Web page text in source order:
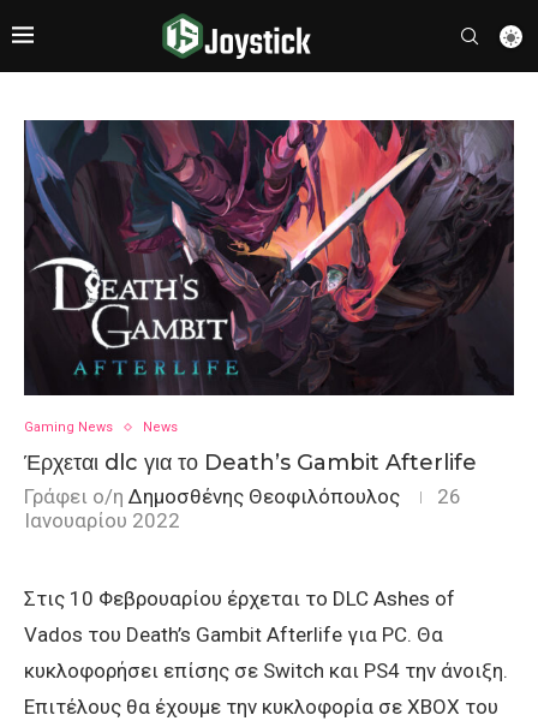
Gaming News News
Έρχεται dlc για το Death’s Gambit Afterlife
Γράφει ο/η Δημοσθένης Θεοφιλόπουλος
26
Ιανουαρίου 2022
Στις 10 Φεβρουαρίου έρχεται το DLC Ashes of
Vados του Death’s Gambit Afterlife για PC. Θα
κυκλοφορήσει επίσης σε Switch και PS4 την άνοιξη.
Επιτέλους θα έχουμε την κυκλοφορία σε XBOX του